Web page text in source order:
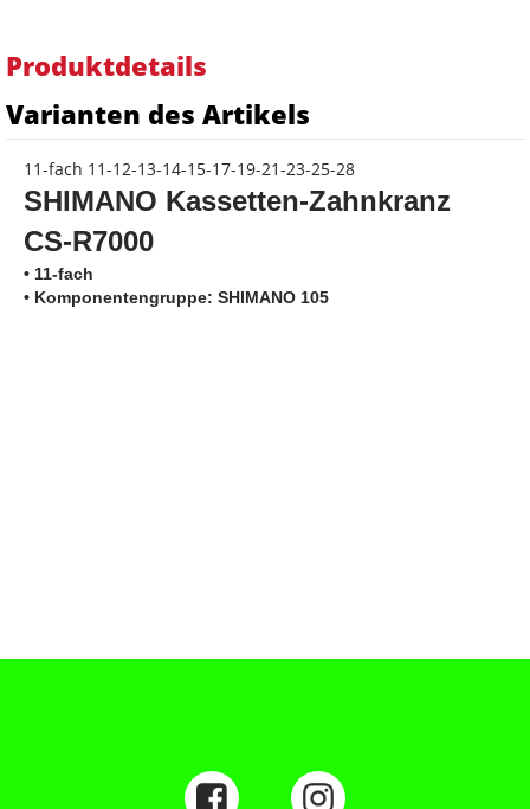
Produktdetails
Varianten des Artikels
11-fach 11-12-13-14-15-17-19-21-23-25-28
SHIMANO Kassetten-Zahnkranz
CS-R7000
• 11-fach
• Komponentengruppe: SHIMANO 105